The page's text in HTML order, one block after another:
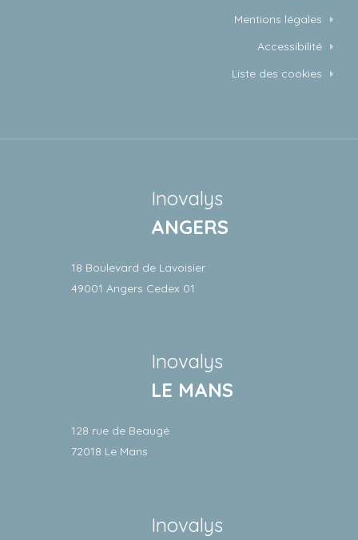
Mentions légales
Accessibilité
Liste des cookies
Inovalys
ANGERS
18 Boulevard de Lavoisier
49001 Angers Cedex 01
Inovalys
LE MANS
128 rue de Beaugé
72018 Le Mans
Inovalys